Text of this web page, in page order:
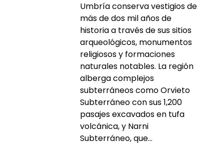
Umbría conserva vestigios de
más de dos mil años de
historia a través de sus sitios
arqueológicos, monumentos
religiosos y formaciones
naturales notables. La región
alberga complejos
subterráneos como Orvieto
Subterráneo con sus 1,200
pasajes excavados en tufa
volcánica, y Narni
Subterráneo, que...